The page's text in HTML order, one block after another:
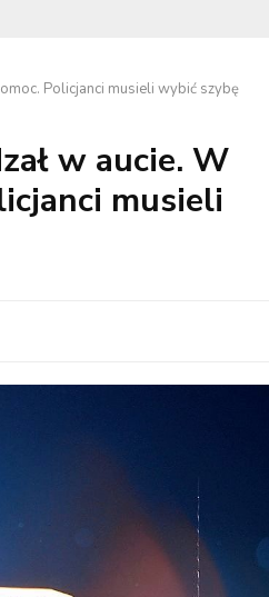
Policjanci musieli wybić szybę
w aucie. W
musieli